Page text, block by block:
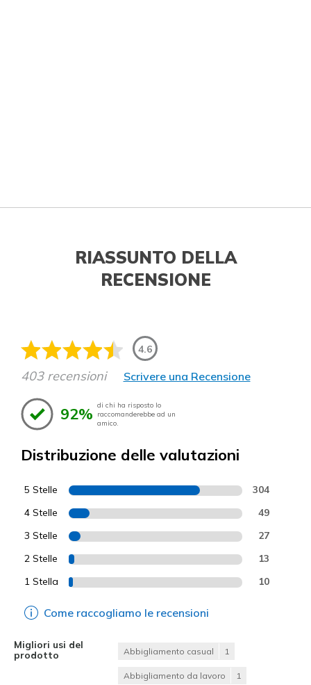
RIASSUNTO DELLA
RECENSIONE
4.6
403 recensioni Scrivere una Recensione
92% di chi ha risposto lo
raccomanderebbe ad un
amico.
Distribuzione delle valutazioni
5 Stelle 304
4 Stelle 49
3 Stelle 27
2 Stelle 13
1 Stella 10
Come raccogliamo le recensioni
Migliori usi del
prodotto
Abbigliamento casual 1
Abbigliamento da lavoro 1